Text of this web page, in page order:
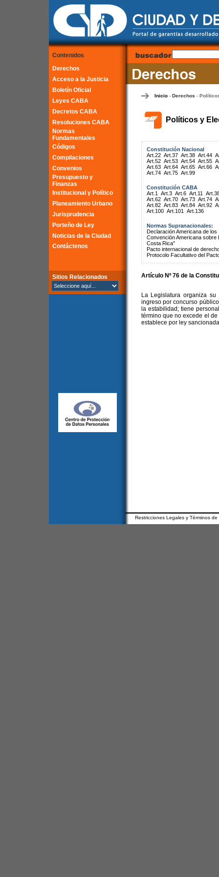
Contenidos
Derechos
Acceso a la Justicia
Boletín Oficial
Leyes CABA
Decretos CABA
Resoluciones CABA
Normas
Fundamentales
Códigos
Compilaciones
Convenios
Presupuesto y
Finanzas
Institucional y Político
Planeamiento Urbano
Jurisprudencia
Porteño de Ley
Noticias de la Ciudad
Contáctenos
Sitios Relacionados
Inicio- Derechos -
Políticos y
Constitución Nacional
Art.22 Art.37 Art.38 Art.44
Art.52 Art.53 Art.54 Art.55
Art.63 Art.64 Art.65 Art.66
Art.74 Art.75 Art.99
Constitución CABA
Art.1
Art.3 Art.6 Art.11
Art.62 Art.70 Art.73 Art.74
Art.82 Art.83 Art.84 Art.92
Art.100 Art.101 Art.136
Normas Supranacionales:
Declaración Americana de
Convención Americana
Costa Rica"
Pacto internacional de
Protocolo Facultativo del
Artículo Nº 76 de la
La Legislatura organiza
ingreso por concurso
la estabilidad; tiene
término que no excede el
establece por ley
Restricciones Legales y Términos de